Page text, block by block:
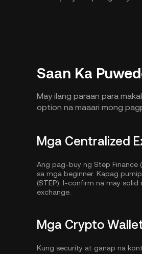
Saan Ka
May ilang paraan para
option na maaari mong
Mga Centralized
Ang pag-buy ng Step Finance
sa mga beginner. Kapag
(STEP). I-confirm na may
exchange.
Mga Crypto
Kung security at ganap na